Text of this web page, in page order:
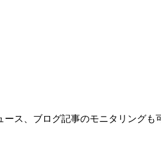
ス、ブログ記事のモニタリングも